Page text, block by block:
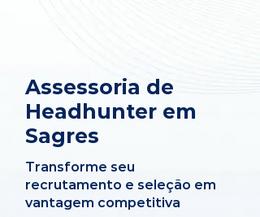
Assessoria de
Headhunter em
Sagres
Transforme seu
recrutamento e seleção em
vantagem competitiva